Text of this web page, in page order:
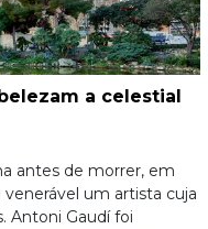
a celestial
antes de morrer, em
venerável um artista cuja
Antoni Gaudí foi